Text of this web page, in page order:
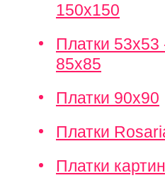
150х150
Платки 53х53
85х85
Платки 90х90
Платки
Платки